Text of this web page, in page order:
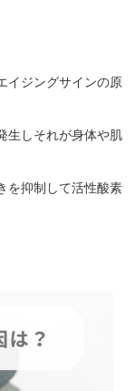
イジングサインの原
生しそれが身体や肌
を抑制して活性酸素